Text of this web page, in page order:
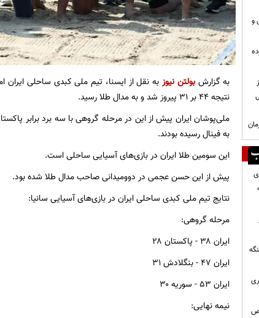
به گزارشبولتن نیوز به نقل از ایسنا، تیم ملی کبدی ساحلی ایران
نتیجه ۴۴ بر ۳۱ پیروز شد و به مدال طلا رسید.
ملی‌پوشان ایران پیش از این در مرحله گروهی با سه برد برابر
به فینال رسیده بودند.
این سومین طلا ایران در بازی‌های آسیایی ساحلی است.
پیش از این حسن عجمی در دوومیدانی صاحب مدال طلا شده بود.
نتایج تیم ملی کبدی ساحلی ایران در بازی‌های آسیایی سانیا:
مرحله گروهی:
ایران ۳۸ - پاکستان ۲۸
ایران ۴۷ - بنگلادش ۳۱
ایران ۵۳ - سوریه ۳۰
نیمه نهایی:
و
از